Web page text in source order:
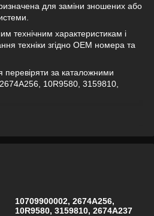
для заміни зношених або
технічним характеристикам і
техніки згідно OEM номера та
перевіряти за каталожними
10R9580, 3159810,
10709900002, 2674A256,
10R9580, 3159810, 2674A237